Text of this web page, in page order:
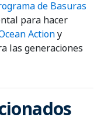
de Basuras
para hacer
Actiony
las generaciones